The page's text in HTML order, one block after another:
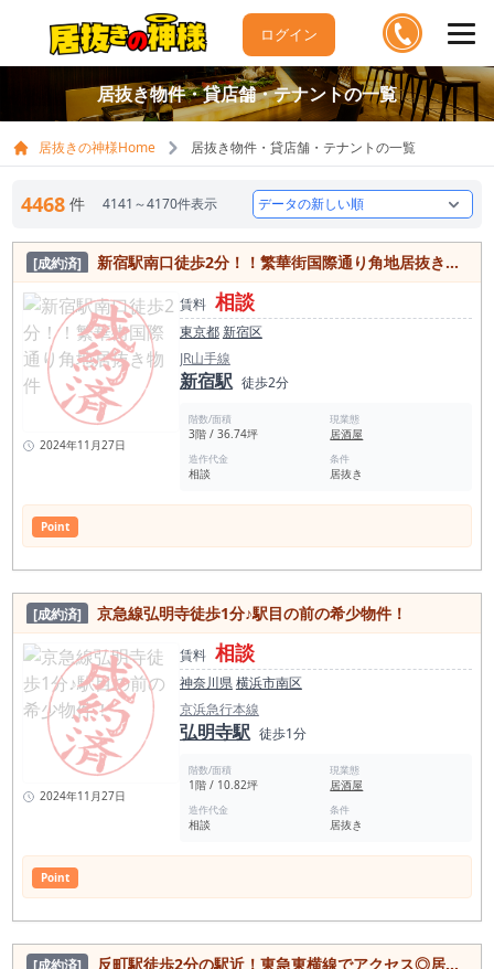
ログイン
居抜き物件・貸店舗・テナントの一覧
居抜きの神様Home 居抜き物件・貸店舗・テナントの一覧
4468 件 4141～4170件表示
[成約済] 新宿駅南口徒歩2分！！繁華街国際通り角地居抜き物件
2024年11月27日
賃料 相談
東京都 新宿区
JR山手線
新宿駅 徒歩2分
階数/面積
3階 / 36.74坪
現業態
居酒屋
造作代金
相談
条件
居抜き
Point
[成約済] 京急線弘明寺徒歩1分♪駅目の前の希少物件！
2024年11月27日
賃料 相談
神奈川県横浜市南区
京浜急行本線
弘明寺駅 徒歩1分
階数/面積
1階 / 10.82坪
現業態
居酒屋
造作代金
相談
条件
居抜き
Point
[成約済] 反町駅徒歩2分の駅近！東急東横線でアクセス◎居抜き物件